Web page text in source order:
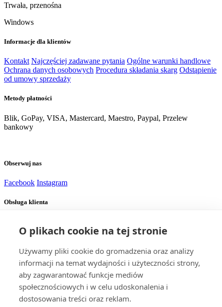
Trwała, przenośna
Windows
Informacje dla klientów
Kontakt Najczęściej zadawane pytania Ogólne warunki handlowe
Ochrana danych osobowych Procedura składania skarg Odstąpienie
od umowy sprzedaży
Metody płatności
Blik, GoPay, VISA, Mastercard, Maestro, Paypal, Przelew
bankowy
Obserwuj nas
Facebook Instagram
Obsługa klienta
Alexej
Obsługa klienta
O plikach cookie na tej stronie
Używamy pliki cookie do gromadzenia oraz analizy
informacji na temat wydajności i użyteczności strony,
aby zagwarantować funkcje mediów
społecznościowych i w celu udoskonalenia i
dostosowania treści oraz reklam.